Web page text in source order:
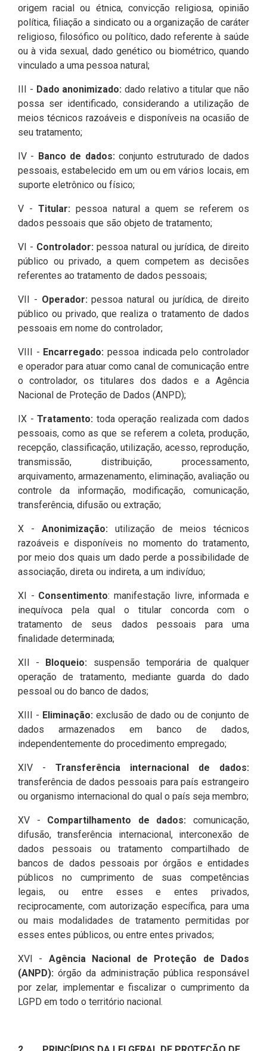
origem racial ou étnica, convicção religiosa, opinião
política, filiação a sindicato ou a organização de caráter
religioso, filosófico ou político, dado referente à saúde
ou à vida sexual, dado genético ou biométrico, quando
vinculado a uma pessoa natural;
III - Dado anonimizado: dado relativo a titular que não
possa ser identificado, considerando a utilização de
meios técnicos razoáveis e disponíveis na ocasião de
seu tratamento;
IV - Banco de dados:conjunto estruturado de dados
pessoais, estabelecido em um ou em vários locais, em
suporte eletrônico ou físico;
V - Titular:pessoa natural a quem se referem os
dados pessoais que são objeto de tratamento;
VI - Controlador: pessoa natural ou jurídica, de direito
público ou privado, a quem competem as decisões
referentes ao tratamento de dados pessoais;
VII - Operador:pessoa natural ou jurídica, de direito
público ou privado, que realiza o tratamento de dados
pessoais em nome do controlador;
VIII - Encarregado: pessoa indicada pelo controlador
e operador para atuar como canal de comunicação entre
o controlador, os titulares dos dados e a Agência
Nacional de Proteção de Dados (ANPD);
IX -Tratamento: toda operação realizada com dados
pessoais, como as que se referem a coleta, produção,
recepção, classificação, utilização, acesso, reprodução,
transmissão, distribuição, processamento,
arquivamento, armazenamento, eliminação, avaliação ou
controle da informação, modificação, comunicação,
transferência, difusão ou extração;
X - Anonimização: utilização de meios técnicos
razoáveis e disponíveis no momento do tratamento,
por meio dos quais um dado perde a possibilidade de
associação, direta ou indireta, a um indivíduo;
XI - Consentimento: manifestação livre, informada e
inequívoca pela qual o titular concorda com o
tratamento de seus dados pessoais para uma
finalidade determinada;
XII - Bloqueio: suspensão temporária de qualquer
operação de tratamento, mediante guarda do dado
pessoal ou do banco de dados;
XIII - Eliminação: exclusão de dado ou de conjunto de
dados armazenados em banco de dados,
independentemente do procedimento empregado;
XIV - Transferência internacional de dados:
transferência de dados pessoais para país estrangeiro
ou organismo internacional do qual o país seja membro;
XV - Compartilhamento de dados: comunicação,
difusão, transferência internacional, interconexão de
dados pessoais ou tratamento compartilhado de
bancos de dados pessoais por órgãos e entidades
públicos no cumprimento de suas competências
legais, ou entre esses e entes privados,
reciprocamente, com autorização específica, para uma
ou mais modalidades de tratamento permitidas por
esses entes públicos, ou entre entes privados;
XVI - Agência Nacional de Proteção de Dados
(ANPD): órgão da administração pública responsável
por zelar, implementar e fiscalizar o cumprimento da
LGPD em todo o território nacional.